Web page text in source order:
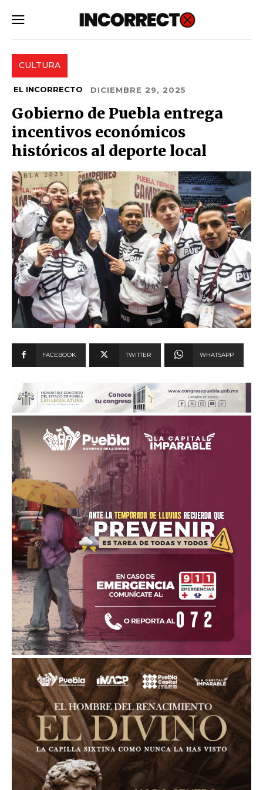
CULTURA
EL INCORRECTO DICIEMBRE 29, 2025
Gobierno de Puebla entrega
incentivos económicos
históricos al deporte local
FACEBOOK TWITTER WHATSAPP